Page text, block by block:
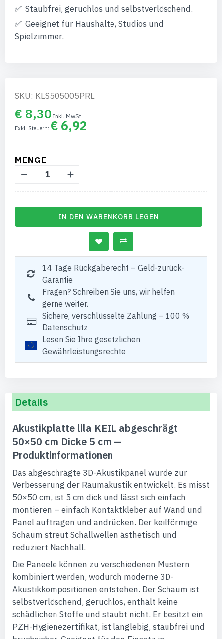
Staubfrei, geruchlos und selbstverlöschend.
Geeignet für Haushalte, Studios und
Spielzimmer.
SKU: KLS505005PRL
€ 8,30
€ 6,92
MENGE
IN DEN WARENKORB LEGEN
14 Tage Rückgaberecht – Geld-zurück-
Garantie
Fragen? Schreiben Sie uns, wir helfen
gerne weiter.
Sichere, verschlüsselte Zahlung – 100 %
Datenschutz
Lesen Sie Ihre gesetzlichen
Gewährleistungsrechte
Details
Akustikplatte lila KEIL abgeschrägt
50×50 cm Dicke 5 cm —
Produktinformationen
Das abgeschrägte 3D-Akustikpanel wurde zur
Verbesserung der Raumakustik entwickelt. Es misst
50×50 cm, ist 5 cm dick und lässt sich einfach
montieren – einfach Kontaktkleber auf Wand und
Panel auftragen und andrücken. Der keilförmige
Schaum streut Schallwellen ästhetisch und
reduziert Nachhall.
Die Paneele können zu verschiedenen Mustern
kombiniert werden, wodurch moderne 3D-
Akustikkompositionen entstehen. Der Schaum ist
selbstverlöschend, geruchlos, enthält keine
schädlichen Stoffe und staubt nicht. Er besitzt ein
PZH-Hygienezertifikat, ist langlebig, staubfrei und